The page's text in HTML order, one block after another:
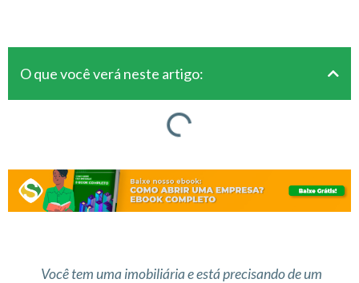
O que você verá neste artigo:
Você tem uma imobiliária e está precisando de um